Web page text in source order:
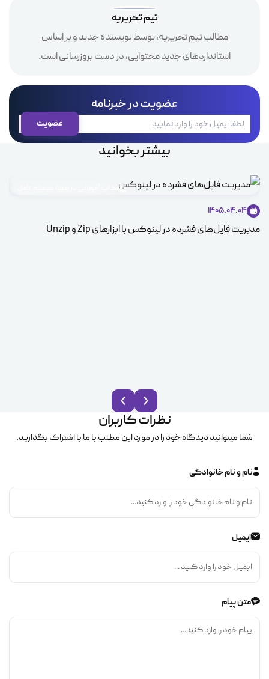
تیم تحریریه
مطالب تیم تحریریه، توسط نویسنده جدید و بر اساس
استانداردهای جدید محتوایی، در دست بروزرسانی است.
عضویت در خبرنامه
بیشتر بخوانید
مطالب آموزشی در زمینه سیستم عامل
1405.04.04
مدیریت فایل‌های فشرده در لینوکس با ابزارهای Zip و Unzip
نظرات کاربران
شما میتوانید دیدگاه خود را در مورد این مطلب با ما با اشتراک بگذارید.
نام و نام خانوادگی
ایمیل
متن پیام